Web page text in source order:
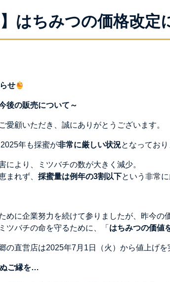
】はちみつの価格改定
せ
後の販売について ～
愛顧いただき、誠にありがとうございます。
年も採蜜が非常に厳しい状況となっており
により、ミツバチの数が大きく減少。
まれず、 採蜜量は例年の3割以下という非常
めに企業努力を続けて参りましたが、昨今
ツバチの命を守るために、「 はちみつの価値
の直営店は2025年7月1日（火）から値上げを
ご縁を…